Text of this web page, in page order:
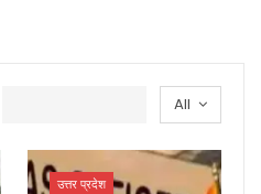
All
उत्तर प्रदेश